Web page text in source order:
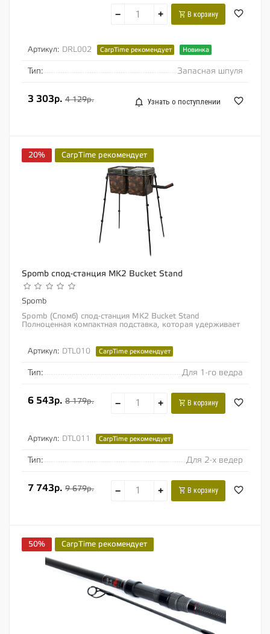
− + В корзину
Артикул: DRL002 CarpTime рекомендует Новинка
Тип: Запасная шпуля
3 303р. 4 129р. Узнать о поступлении
20% CarpTime рекомендует
Spomb спод-станция MK2 Bucket Stand
Spomb
Spomb (Спомб) спод-станция MK2 Bucket Stand
Полноценная компактная подставка, которая удерживает
Артикул: DTL010 CarpTime рекомендует
Тип: Для 1-го ведра
6 543р. 8 179р. − + В корзину
Артикул: DTL011 CarpTime рекомендует
Тип: Для 2-х ведер
7 743р. 9 679р. − + В корзину
50% CarpTime рекомендует